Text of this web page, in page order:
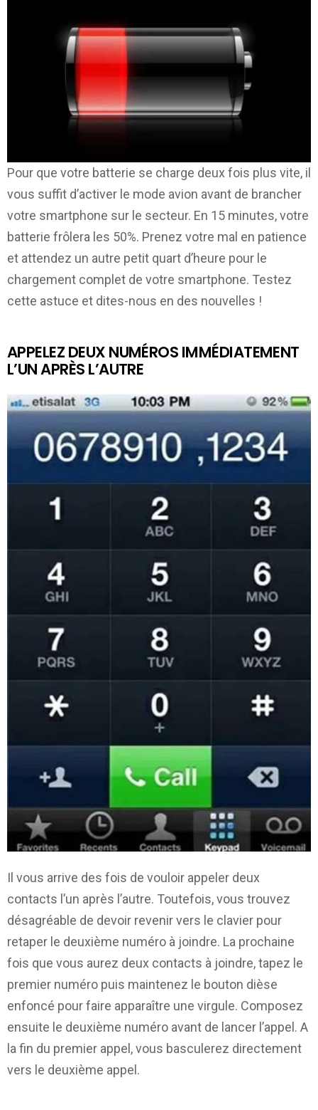
Pour que votre batterie se charge deux fois plus vite, il
vous suffit d’activer le mode avion avant de brancher
votre smartphone sur le secteur. En 15 minutes, votre
batterie frôlera les 50%. Prenez votre mal en patience
et attendez un autre petit quart d’heure pour le
chargement complet de votre smartphone. Testez
cette astuce et dites-nous en des nouvelles !
APPELEZ DEUX NUMÉROS IMMÉDIATEMENT
L’UN APRÈS L’AUTRE
Il vous arrive des fois de vouloir appeler deux
contacts l’un après l’autre. Toutefois, vous trouvez
désagréable de devoir revenir vers le clavier pour
retaper le deuxième numéro à joindre. La prochaine
fois que vous aurez deux contacts à joindre, tapez le
premier numéro puis maintenez le bouton dièse
enfoncé pour faire apparaître une virgule. Composez
ensuite le deuxième numéro avant de lancer l’appel. A
la fin du premier appel, vous basculerez directement
vers le deuxième appel.